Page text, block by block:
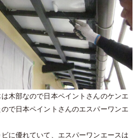
木部なので日本ペイントさんのケンエ
で日本ペイントさんのエスパーワンエ
に優れていて、エスパーワンエースは